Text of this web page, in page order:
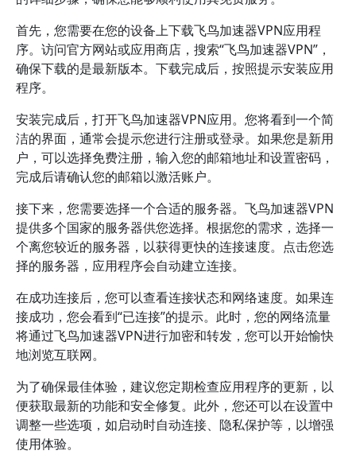
首先，您需要在您的设备上下载飞鸟加速器VPN应用程
序。访问官方网站或应用商店，搜索“飞鸟加速器VPN”，
确保下载的是最新版本。下载完成后，按照提示安装应用
程序。
安装完成后，打开飞鸟加速器VPN应用。您将看到一个简
洁的界面，通常会提示您进行注册或登录。如果您是新用
户，可以选择免费注册，输入您的邮箱地址和设置密码，
完成后请确认您的邮箱以激活账户。
接下来，您需要选择一个合适的服务器。飞鸟加速器VPN
提供多个国家的服务器供您选择。根据您的需求，选择一
个离您较近的服务器，以获得更快的连接速度。点击您选
择的服务器，应用程序会自动建立连接。
在成功连接后，您可以查看连接状态和网络速度。如果连
接成功，您会看到“已连接”的提示。此时，您的网络流量
将通过飞鸟加速器VPN进行加密和转发，您可以开始愉快
地浏览互联网。
为了确保最佳体验，建议您定期检查应用程序的更新，以
便获取最新的功能和安全修复。此外，您还可以在设置中
调整一些选项，如启动时自动连接、隐私保护等，以增强
使用体验。